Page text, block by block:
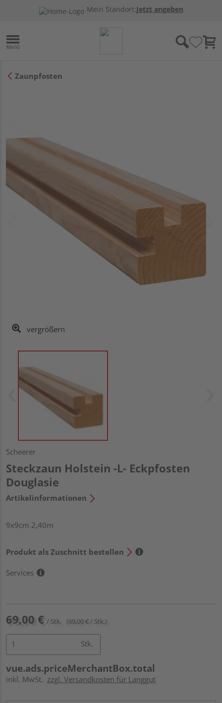
Mein Standort:Jetzt angeben
Zaunpfosten
vergrößern
Scheerer
Steckzaun Holstein -L- Eckpfosten
Douglasie
Artikelinformationen
9x9cm 2,40m
Produkt als Zuschnitt bestellen
Services
69,00 € / Stk. (69,00 € / Stk.)
Stk.
vue.ads.priceMerchantBox.total
inkl. MwSt. zzgl. Versandkosten für Langgut